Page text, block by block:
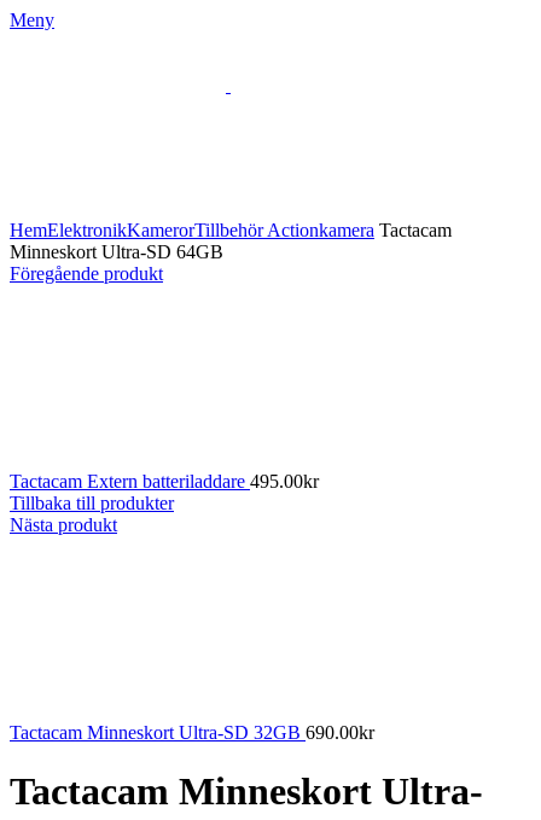
Meny
HemElektronikKamerorTillbehör Actionkamera Tactacam
Minneskort Ultra-SD 64GB
Föregående produkt
Tactacam Extern batteriladdare 495.00kr
Tillbaka till produkter
Nästa produkt
Tactacam Minneskort Ultra-SD 32GB 690.00kr
Tactacam Minneskort Ultra-